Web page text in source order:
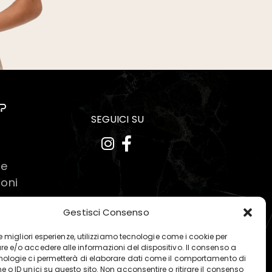
Gestisci Consenso
migliori esperienze, utilizziamo tecnologie come i cookie per
e/o accedere alle informazioni del dispositivo. Il consenso a
ci permetterà di elaborare dati come il comportamento di
o ID unici su questo sito. Non acconsentire o ritirare il consenso
SEGUICI SU